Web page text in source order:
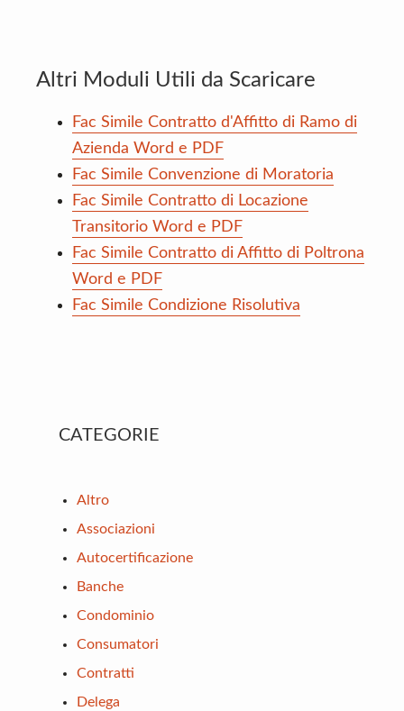
Altri Moduli Utili da Scaricare
Fac Simile Contratto d'Affitto di Ramo di
Azienda Word e PDF
Fac Simile Convenzione di Moratoria
Fac Simile Contratto di Locazione
Transitorio Word e PDF
Fac Simile Contratto di Affitto di Poltrona
Word e PDF
Fac Simile Condizione Risolutiva
Primary
CATEGORIE
Altro
Associazioni
Autocertificazione
Banche
Condominio
Consumatori
Contratti
Delega